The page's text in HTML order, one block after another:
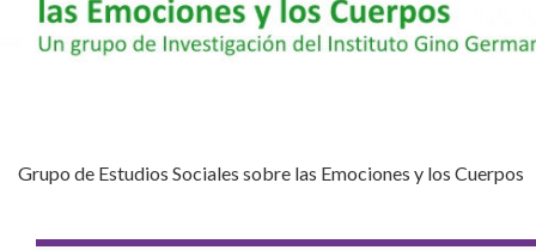
Grupo de Estudios Sociales sobre las Emociones y los Cuerpos